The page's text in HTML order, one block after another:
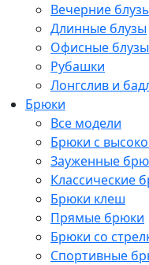
Вечерние
Длинные блузы
Офисные блузы
Рубашки
Лонгслив и
Брюки
Все модели
Брюки с
Зауженные
Классические
Брюки клеш
Прямые брюки
Брюки со
Спортивные